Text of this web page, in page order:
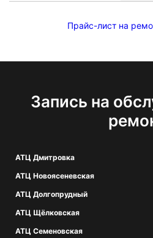
Прайс-лист на
Запись на
АТЦ Дмитровка
АТЦ Новоясеневская
АТЦ Долгопрудный
АТЦ Щёлковская
АТЦ Семеновская